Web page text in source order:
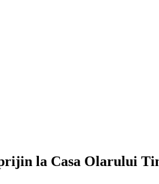
la Casa Olarului